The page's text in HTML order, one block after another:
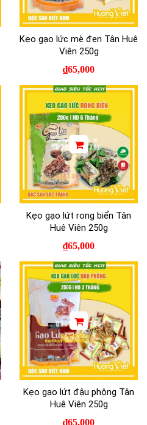
Kẹo gạo lức mè đen Tân Huê
Viên 250g
₫65,000
Kẹo gạo lứt rong biển Tân
Huê Viên 250g
₫65,000
Kẹo gạo lứt đậu phộng Tân
Huê Viên 250g
₫65,000